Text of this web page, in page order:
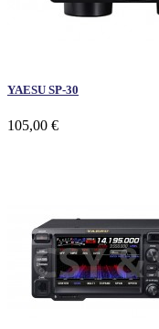
YAESU SP-30
105,00 €